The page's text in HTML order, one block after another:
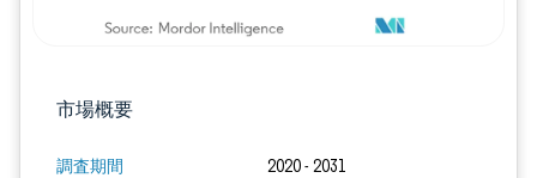
市場概要
調査期間 2020 - 2031